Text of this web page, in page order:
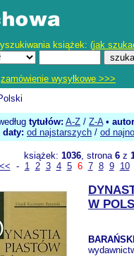
książek: (jak
zamówienie wysyłkowe >>>
tytułów: A-Z / Z-A•
daty: od najstarszych / od
książek: 1036, strona 6z
- 1 2 3 4 5 6 7 8 9 10
W